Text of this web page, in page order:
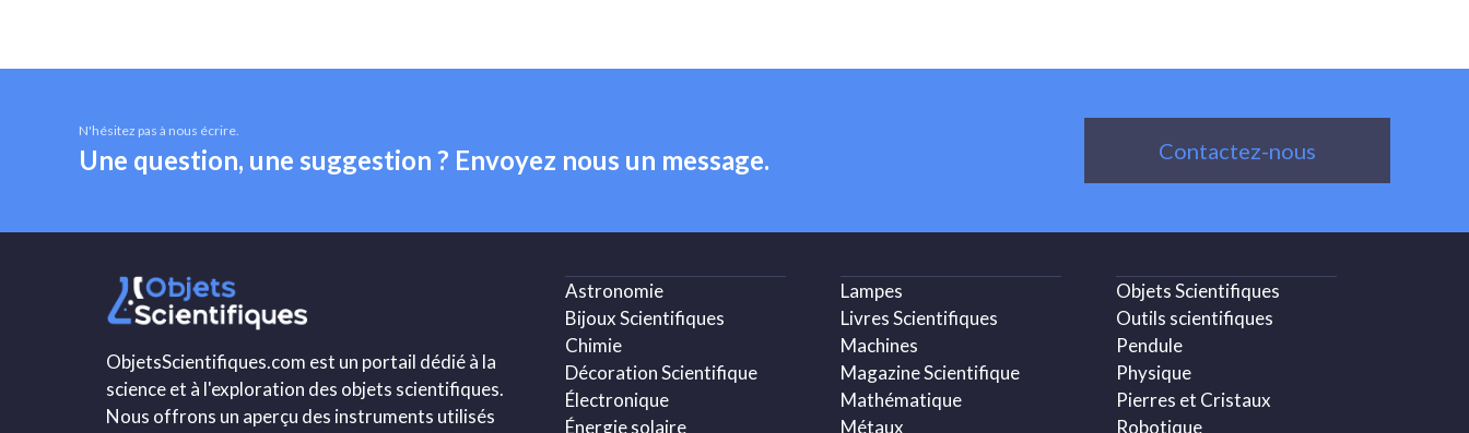
N'hésitez pas à nous écrire.
Une question, une suggestion ? Envoyez nous un message. Contactez-nous
ObjetsScientifiques.com est un portail dédié à la
science et à l'exploration des objets scientifiques.
Nous offrons un aperçu des instruments utilisés
Astronomie
Bijoux Scientifiques
Chimie
Décoration Scientifique
Électronique
Énergie solaire
Lampes
Livres Scientifiques
Machines
Magazine Scientifique
Mathématique
Métaux
Objets Scientifiques
Outils scientifiques
Pendule
Physique
Pierres et Cristaux
Robotique